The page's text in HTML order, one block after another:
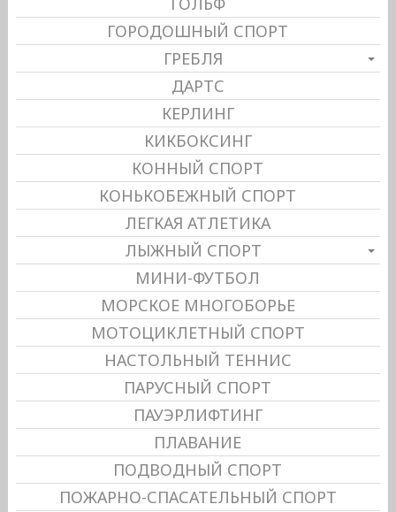
ГОРОДОШНЫЙ СПОРТ
ГРЕБЛЯ
ДАРТС
КЕРЛИНГ
КИКБОКСИНГ
КОННЫЙ СПОРТ
КОНЬКОБЕЖНЫЙ СПОРТ
ЛЕГКАЯ АТЛЕТИКА
ЛЫЖНЫЙ СПОРТ
МИНИ-ФУТБОЛ
МОРСКОЕ МНОГОБОРЬЕ
МОТОЦИКЛЕТНЫЙ СПОРТ
НАСТОЛЬНЫЙ ТЕННИС
ПАРУСНЫЙ СПОРТ
ПАУЭРЛИФТИНГ
ПЛАВАНИЕ
ПОДВОДНЫЙ СПОРТ
ПОЖАРНО-СПАСАТЕЛЬНЫЙ СПОРТ